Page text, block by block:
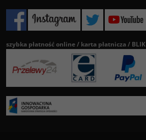
szybka płatność online / karta płatnicza / BLIK